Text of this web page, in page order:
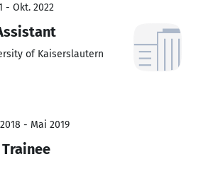
- Okt. 2022
of Kaiserslautern
- Mai 2019